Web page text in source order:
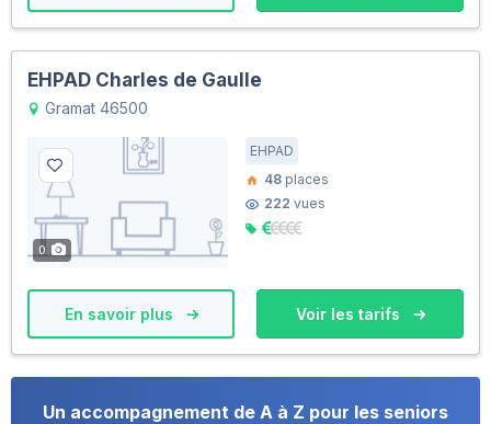
EHPAD Charles de Gaulle
Gramat 46500
0
EHPAD
48 places
222 vues
En savoir plus Voir les tarifs
Un accompagnement de A à Z pour les seniors